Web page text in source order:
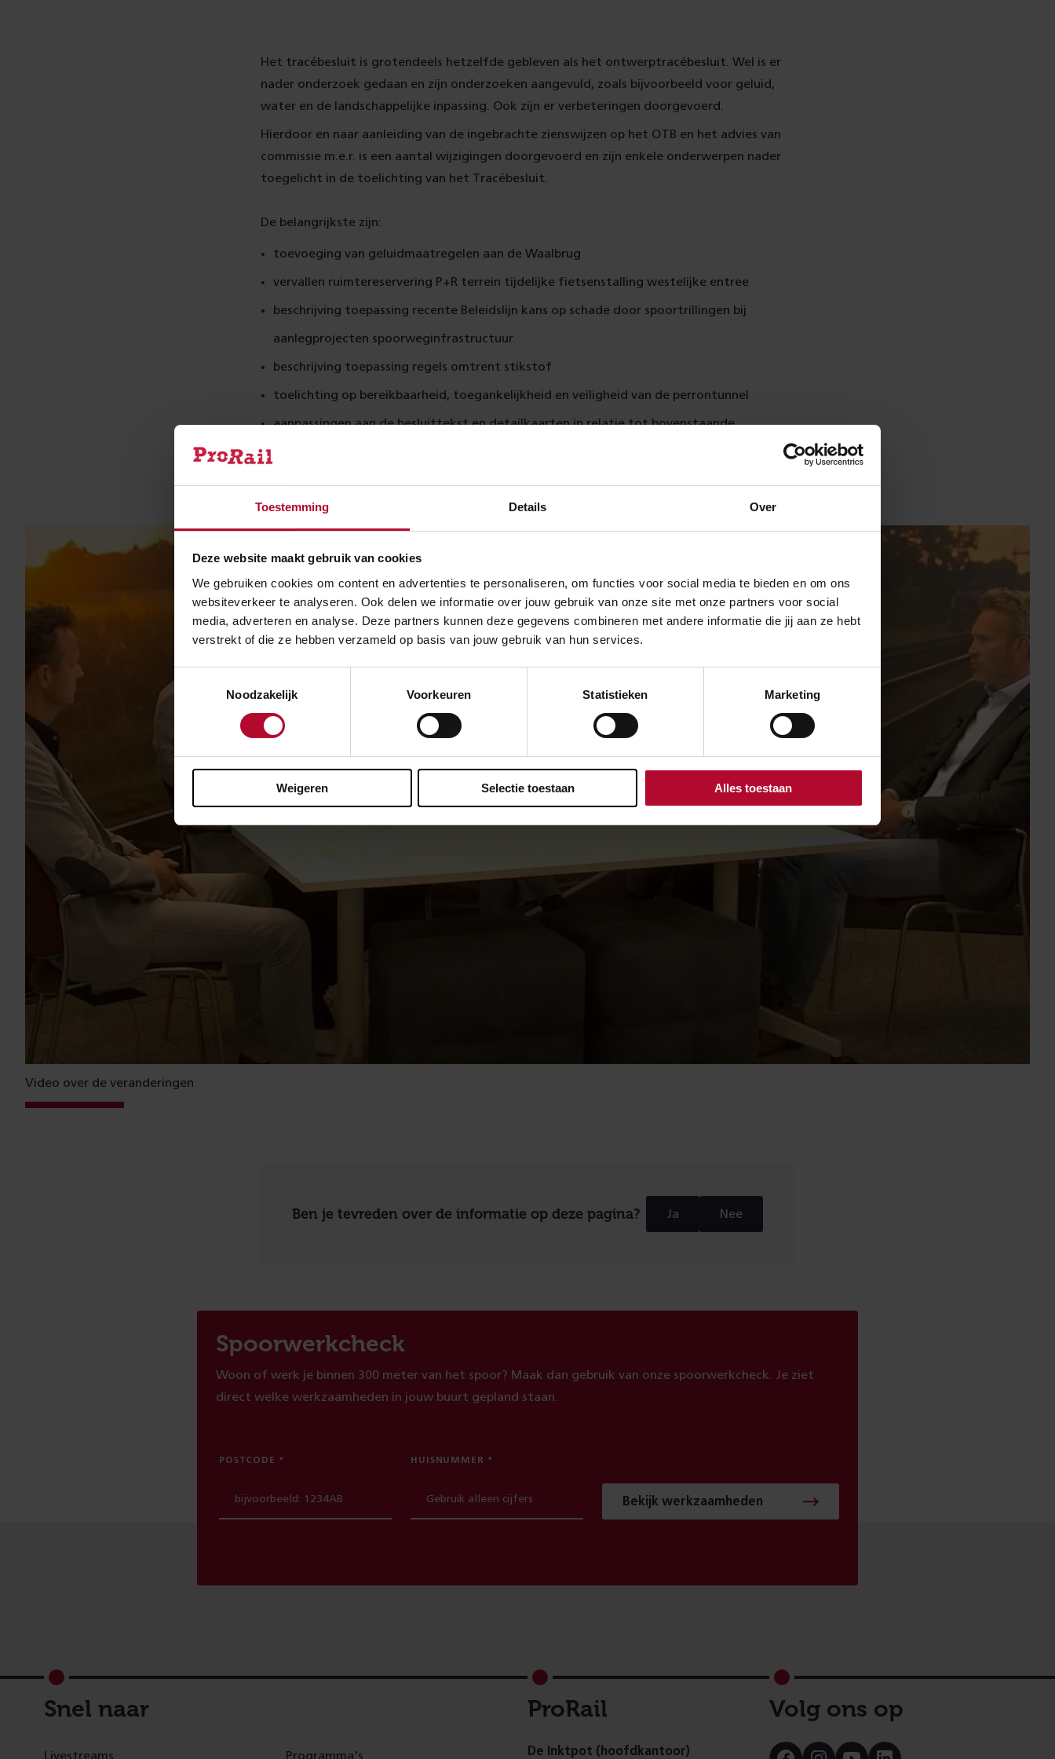
Toestemming Details Over
Deze website maakt gebruik van cookies
We gebruiken cookies om content en advertenties te personaliseren, om functies voor social media te bieden en om ons
websiteverkeer te analyseren. Ook delen we informatie over jouw gebruik van onze site met onze partners voor social
media, adverteren en analyse. Deze partners kunnen deze gegevens combineren met andere informatie die jij aan ze hebt
verstrekt of die ze hebben verzameld op basis van jouw gebruik van hun services.
Noodzakelijk
Voorkeuren Statistieken Marketing
Weigeren Selectie toestaan Alles toestaan
Het tracébesluit is grotendeels hetzelfde gebleven als het ontwerptracébesluit. Wel is er
nader onderzoek gedaan en zijn onderzoeken aangevuld, zoals bijvoorbeeld voor geluid,
water en de landschappelijke inpassing. Ook zijn er verbeteringen doorgevoerd.
Hierdoor en naar aanleiding van de ingebrachte zienswijzen op het OTB en het advies van
commissie m.e.r. is een aantal wijzigingen doorgevoerd en zijn enkele onderwerpen nader
toegelicht in de toelichting van het Tracébesluit.
De belangrijkste zijn:
toevoeging van geluidmaatregelen aan de Waalbrug
vervallen ruimtereservering P+R terrein tijdelijke fietsenstalling westelijke entree
beschrijving toepassing recente Beleidslijn kans op schade door spoortrillingen bij
aanlegprojecten spoorweginfrastructuur
beschrijving toepassing regels omtrent stikstof
toelichting op bereikbaarheid, toegankelijkheid en veiligheid van de perrontunnel
aanpassingen aan de besluittekst en detailkaarten in relatie tot bovenstaande
Lees hier de
In onderstaande video geven we uitleg over de belangrijkste veranderingen.
Video over de veranderingen
Geef toestemming voor voorkeuren om deze video te bekijken
Ben je tevreden over de informatie op deze pagina? Ja Nee
Spoorwerkcheck
Woon of werk je binnen 300 meter van het spoor? Maak dan gebruik van onze spoorwerkcheck. Je ziet
direct welke werkzaamheden in jouw buurt gepland staan.
POSTCODE HUISNUMMER
Bekijk werkzaamheden
Footer
Snel naar
Livestreams Programma's
ProRail
De Inktpot (hoofdkantoor)
Volg ons op